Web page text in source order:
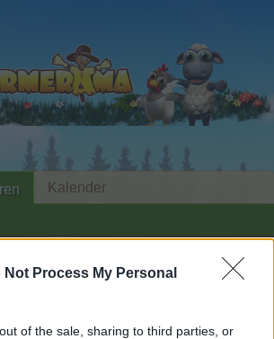
Not Process My Personal
of the sale, sharing to third parties, or
die freien Marktgeier/ Marktschreier (2)
der Beitrag #2475
Kalender